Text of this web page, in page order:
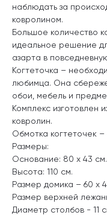
наблюдать за
ковролином.
Большое количество
идеальное решение
азарта в
Когтеточка –
любимца. Она
обои, мебель и
Комплекс изготовлен
ковролин.
Обмотка когтеточек –
Размеры:
Основание: 80 х 43 см.
Высота: 110 см.
Размер домика – 60 х
Размер верхней
Диаметр столбов - 11